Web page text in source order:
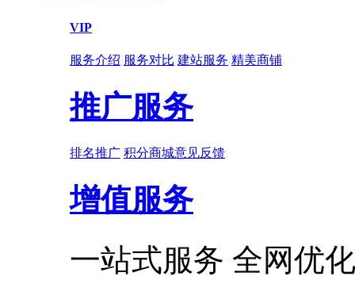
VIP
服务介绍 服务对比 建站服务 精美商铺
推广服务
排名推广 积分商城意见反馈
增值服务
一站式服务 全网优